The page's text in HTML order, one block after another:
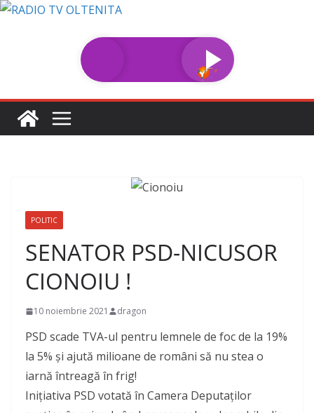
Sari
POLITIC
SENATOR PSD-NICUSOR
CIONOIU !
10 noiembrie 2021 dragon
PSD scade TVA-ul pentru lemnele de foc de la 19%
la 5% și ajută milioane de români să nu stea o
iarnă întreagă în frig!
Inițiativa PSD votată în Camera Deputaților